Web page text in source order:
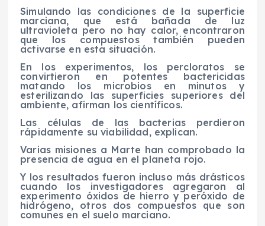
Simulando las condiciones de la superficie
marciana, que está bañada de luz
ultravioleta pero no hay calor, encontraron
que los compuestos también pueden
activarse en esta situación.
En los experimentos, los percloratos se
convirtieron en potentes bactericidas
matando los microbios en minutos y
esterilizando las superficies superiores del
ambiente, afirman los científicos.
Las células de las bacterias perdieron
rápidamente su viabilidad, explican.
Varias misiones a Marte han comprobado la
presencia de agua en el planeta rojo.
Y los resultados fueron incluso más drásticos
cuando los investigadores agregaron al
experimento óxidos de hierro y peróxido de
hidrógeno, otros dos compuestos que son
comunes en el suelo marciano.